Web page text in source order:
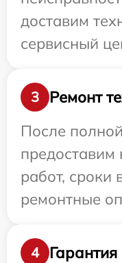
доставим
сервисный
3
Ремонт
После
предоставим
работ, сроки
ремонтные
4
Гарантия